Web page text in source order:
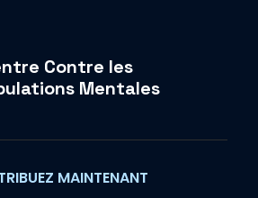
Contre les
Mentales
MAINTENANT